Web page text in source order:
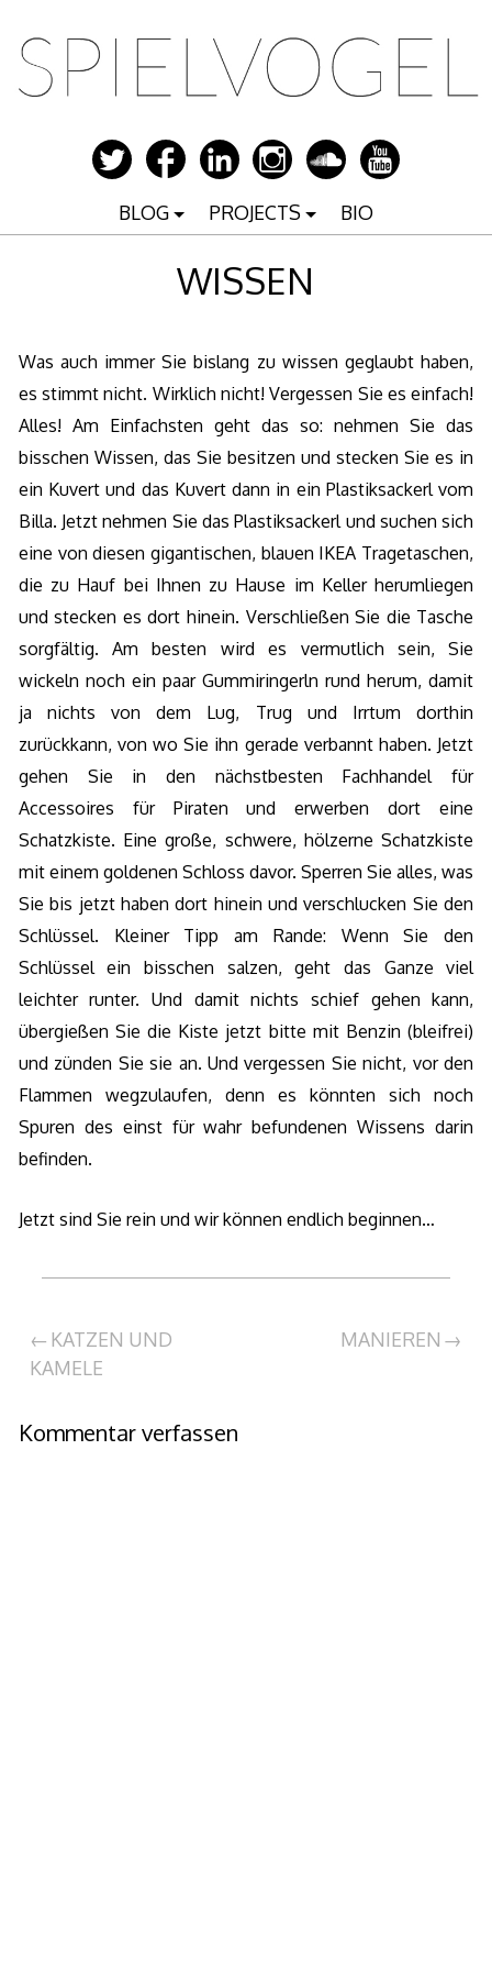
Inhalt
springen
BLOG PROJECTS BIO
WISSEN
Was auch immer Sie bislang zu wissen geglaubt haben,
es stimmt nicht. Wirklich nicht! Vergessen Sie es einfach!
Alles! Am Einfachsten geht das so: nehmen Sie das
bisschen Wissen, das Sie besitzen und stecken Sie es in
ein Kuvert und das Kuvert dann in ein Plastiksackerl vom
Billa. Jetzt nehmen Sie das Plastiksackerl und suchen sich
eine von diesen gigantischen, blauen IKEA Tragetaschen,
die zu Hauf bei Ihnen zu Hause im Keller herumliegen
und stecken es dort hinein. Verschließen Sie die Tasche
sorgfältig. Am besten wird es vermutlich sein, Sie
wickeln noch ein paar Gummiringerln rund herum, damit
ja nichts von dem Lug, Trug und Irrtum dorthin
zurückkann, von wo Sie ihn gerade verbannt haben. Jetzt
gehen Sie in den nächstbesten Fachhandel für
Accessoires für Piraten und erwerben dort eine
Schatzkiste. Eine große, schwere, hölzerne Schatzkiste
mit einem goldenen Schloss davor. Sperren Sie alles, was
Sie bis jetzt haben dort hinein und verschlucken Sie den
Schlüssel. Kleiner Tipp am Rande: Wenn Sie den
Schlüssel ein bisschen salzen, geht das Ganze viel
leichter runter. Und damit nichts schief gehen kann,
übergießen Sie die Kiste jetzt bitte mit Benzin (bleifrei)
und zünden Sie sie an. Und vergessen Sie nicht, vor den
Flammen wegzulaufen, denn es könnten sich noch
Spuren des einst für wahr befundenen Wissens darin
befinden.
Jetzt sind Sie rein und wir können endlich beginnen…
Beitragsnavigation
KATZEN UND
KAMELE
MANIEREN
Kommentar verfassen